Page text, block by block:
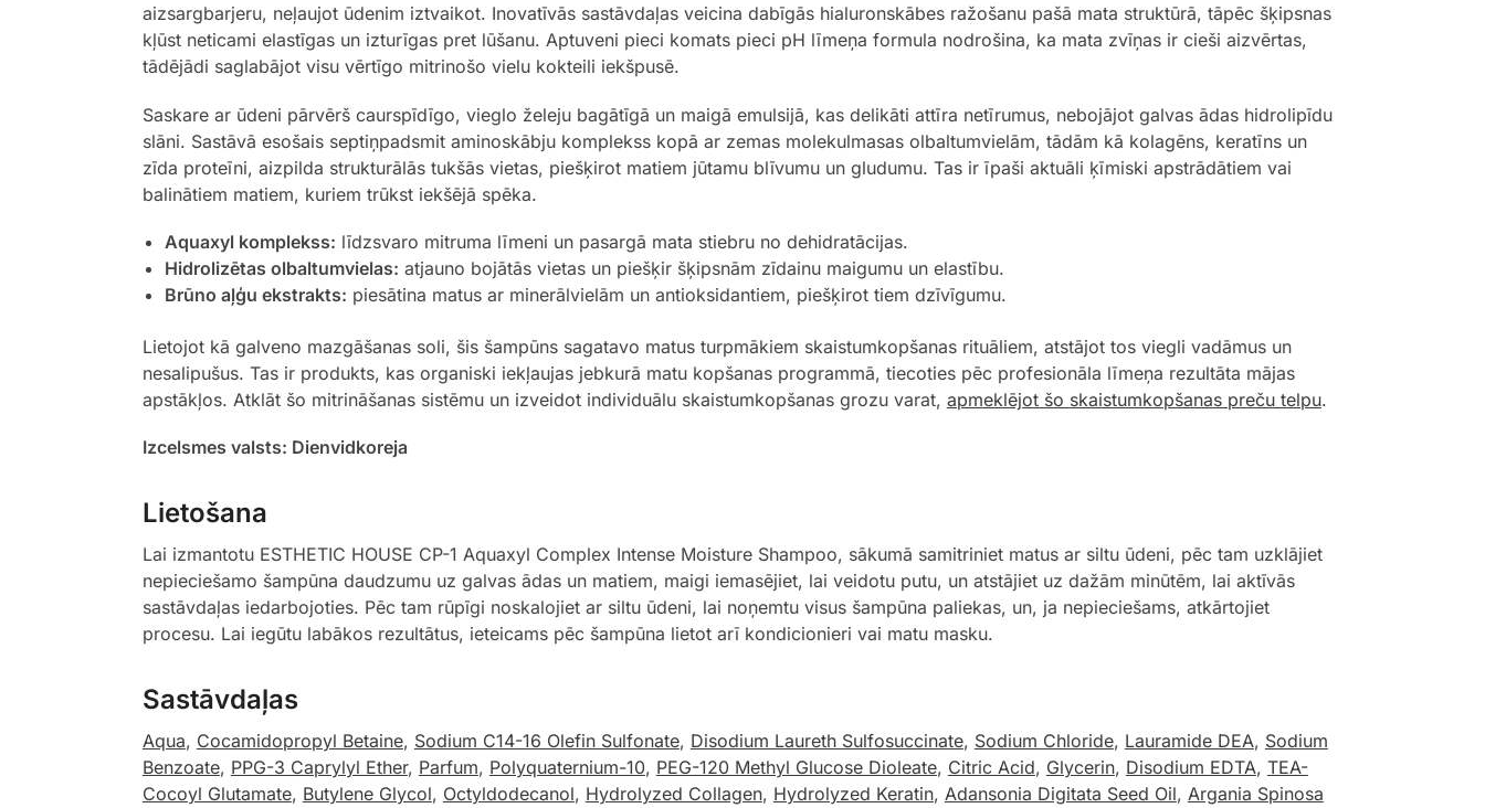
aizsargbarjeru, neļaujot ūdenim iztvaikot. Inovatīvās sastāvdaļas veicina dabīgās hialuronskābes ražošanu pašā mata struktūrā, tāpēc šķipsnas
kļūst neticami elastīgas un izturīgas pret lūšanu. Aptuveni pieci komats pieci pH līmeņa formula nodrošina, ka mata zvīņas ir cieši aizvērtas,
tādējādi saglabājot visu vērtīgo mitrinošo vielu kokteili iekšpusē.
Saskare ar ūdeni pārvērš caurspīdīgo, vieglo želeju bagātīgā un maigā emulsijā, kas delikāti attīra netīrumus, nebojājot galvas ādas hidrolipīdu
slāni. Sastāvā esošais septiņpadsmit aminoskābju komplekss kopā ar zemas molekulmasas olbaltumvielām, tādām kā kolagēns, keratīns un
zīda proteīni, aizpilda strukturālās tukšās vietas, piešķirot matiem jūtamu blīvumu un gludumu. Tas ir īpaši aktuāli ķīmiski apstrādātiem vai
balinātiem matiem, kuriem trūkst iekšējā spēka.
Aquaxyl komplekss: līdzsvaro mitruma līmeni un pasargā mata stiebru no dehidratācijas.
Hidrolizētas olbaltumvielas: atjauno bojātās vietas un piešķir šķipsnām zīdainu maigumu un elastību.
Brūno aļģu ekstrakts: piesātina matus ar minerālvielām un antioksidantiem, piešķirot tiem dzīvīgumu.
Lietojot kā galveno mazgāšanas soli, šis šampūns sagatavo matus turpmākiem skaistumkopšanas rituāliem, atstājot tos viegli vadāmus un
nesalipušus. Tas ir produkts, kas organiski iekļaujas jebkurā matu kopšanas programmā, tiecoties pēc profesionāla līmeņa rezultāta mājas
apstākļos. Atklāt šo mitrināšanas sistēmu un izveidot individuālu skaistumkopšanas grozu varat, apmeklējot šo skaistumkopšanas preču telpu.
Izcelsmes valsts: Dienvidkoreja
Lietošana
Lai izmantotu ESTHETIC HOUSE CP-1 Aquaxyl Complex Intense Moisture Shampoo, sākumā samitriniet matus ar siltu ūdeni, pēc tam uzklājiet
nepieciešamo šampūna daudzumu uz galvas ādas un matiem, maigi iemasējiet, lai veidotu putu, un atstājiet uz dažām minūtēm, lai aktīvās
sastāvdaļas iedarbojoties. Pēc tam rūpīgi noskalojiet ar siltu ūdeni, lai noņemtu visus šampūna paliekas, un, ja nepieciešams, atkārtojiet
procesu. Lai iegūtu labākos rezultātus, ieteicams pēc šampūna lietot arī kondicionieri vai matu masku.
Sastāvdaļas
Aqua, Cocamidopropyl Betaine, Sodium C14-16 Olefin Sulfonate, Disodium Laureth Sulfosuccinate, Sodium Chloride, Lauramide DEA, Sodium
Benzoate, PPG-3 Caprylyl Ether, Parfum, Polyquaternium-10, PEG-120 Methyl Glucose Dioleate, Citric Acid, Glycerin, Disodium EDTA, TEA-
Cocoyl Glutamate, Butylene Glycol, Octyldodecanol, Hydrolyzed Collagen, Hydrolyzed Keratin, Adansonia Digitata Seed Oil, Argania Spinosa